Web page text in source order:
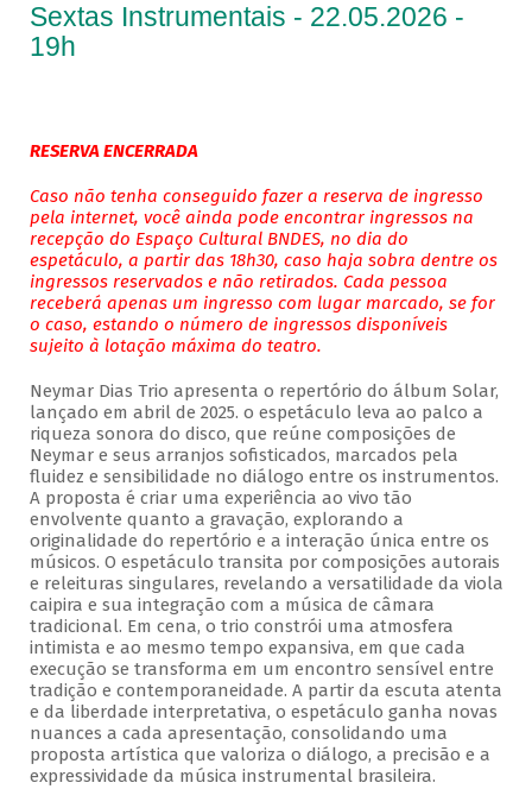
Sextas Instrumentais - 22.05.2026 -
19h
RESERVA ENCERRADA
Caso não tenha conseguido fazer a reserva de ingresso
pela internet, você ainda pode encontrar ingressos na
recepção do Espaço Cultural BNDES, no dia do
espetáculo, a partir das 18h30, caso haja sobra dentre os
ingressos reservados e não retirados. Cada pessoa
receberá apenas um ingresso com lugar marcado, se for
o caso, estando o número de ingressos disponíveis
sujeito à lotação máxima do teatro.
Neymar Dias Trio apresenta o repertório do álbum Solar,
lançado em abril de 2025. o espetáculo leva ao palco a
riqueza sonora do disco, que reúne composições de
Neymar e seus arranjos sofisticados, marcados pela
fluidez e sensibilidade no diálogo entre os instrumentos.
A proposta é criar uma experiência ao vivo tão
envolvente quanto a gravação, explorando a
originalidade do repertório e a interação única entre os
músicos. O espetáculo transita por composições autorais
e releituras singulares, revelando a versatilidade da viola
caipira e sua integração com a música de câmara
tradicional. Em cena, o trio constrói uma atmosfera
intimista e ao mesmo tempo expansiva, em que cada
execução se transforma em um encontro sensível entre
tradição e contemporaneidade. A partir da escuta atenta
e da liberdade interpretativa, o espetáculo ganha novas
nuances a cada apresentação, consolidando uma
proposta artística que valoriza o diálogo, a precisão e a
expressividade da música instrumental brasileira.